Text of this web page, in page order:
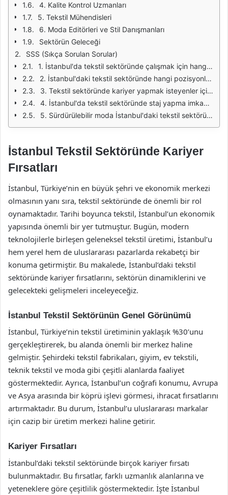
4. Kalite Kontrol Uzmanları
5. Tekstil Mühendisleri
6. Moda Editörleri ve Stil Danışmanları
Sektörün Geleceği
SSS (Sıkça Sorulan Sorular)
1. İstanbul'da tekstil sektöründe çalışmak için hangi eğitimlere ihtiyaç var?
2. İstanbul'daki tekstil sektöründe hangi pozisyonlar en çok talep edilmektedir?
3. Tekstil sektöründe kariyer yapmak isteyenler için hangi beceriler önemlidir?
4. İstanbul'da tekstil sektöründe staj yapma imkanları var mı?
5. Sürdürülebilir moda İstanbul'daki tekstil sektöründe nasıl bir rol oynuyor?
İstanbul Tekstil Sektöründe Kariyer
Fırsatları
İstanbul, Türkiye’nin en büyük şehri ve ekonomik merkezi
olmasının yanı sıra, tekstil sektöründe de önemli bir rol
oynamaktadır. Tarihi boyunca tekstil, İstanbul’un ekonomik
yapısında önemli bir yer tutmuştur. Bugün, modern
teknolojilerle birleşen geleneksel tekstil üretimi, İstanbul’u
hem yerel hem de uluslararası pazarlarda rekabetçi bir
konuma getirmiştir. Bu makalede, İstanbul’daki tekstil
sektöründe kariyer fırsatlarını, sektörün dinamiklerini ve
gelecekteki gelişmeleri inceleyeceğiz.
İstanbul Tekstil Sektörünün Genel Görünümü
İstanbul, Türkiye’nin tekstil üretiminin yaklaşık %30’unu
gerçekleştirerek, bu alanda önemli bir merkez haline
gelmiştir. Şehirdeki tekstil fabrikaları, giyim, ev tekstili,
teknik tekstil ve moda gibi çeşitli alanlarda faaliyet
göstermektedir. Ayrıca, İstanbul’un coğrafi konumu, Avrupa
ve Asya arasında bir köprü işlevi görmesi, ihracat fırsatlarını
artırmaktadır. Bu durum, İstanbul’u uluslararası markalar
için cazip bir üretim merkezi haline getirir.
Kariyer Fırsatları
İstanbul’daki tekstil sektöründe birçok kariyer fırsatı
bulunmaktadır. Bu fırsatlar, farklı uzmanlık alanlarına ve
yeteneklere göre çeşitlilik göstermektedir. İşte İstanbul